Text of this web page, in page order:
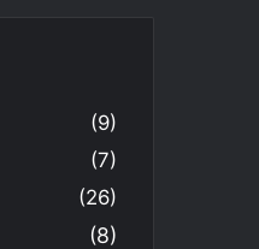
(9)
(7)
(26)
(8)